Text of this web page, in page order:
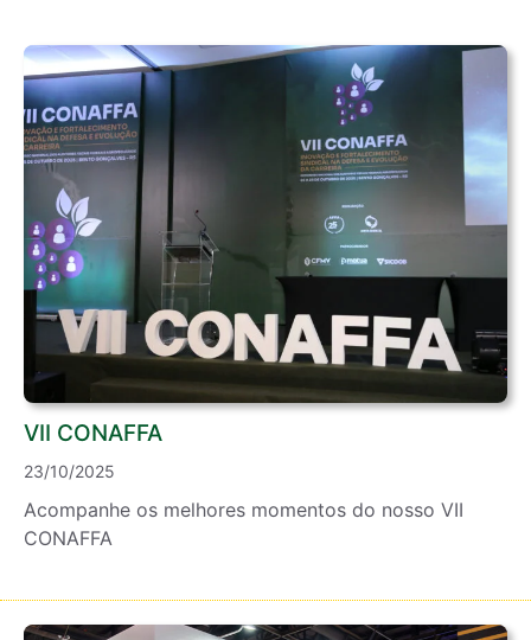
VII CONAFFA
23/10/2025
Acompanhe os melhores momentos do nosso VII
CONAFFA